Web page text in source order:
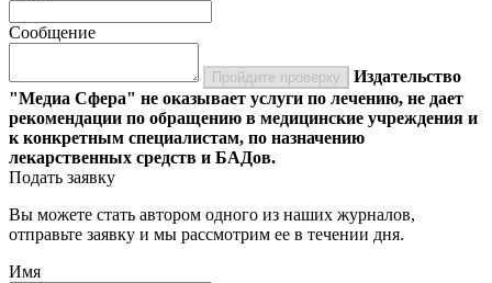
Сообщение
Пройдите проверку
Издательство
"Медиа Сфера" не оказывает услуги по лечению, не дает
рекомендации по обращению в медицинские учреждения и
к конкретным специалистам, по назначению
лекарственных средств и БАДов.
Подать заявку
Вы можете стать автором одного из наших журналов,
отправьте заявку и мы рассмотрим ее в течении дня.
Имя